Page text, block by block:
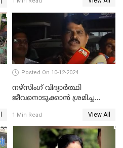
കൊലപാതകത്തില്‍
പോസ്റ്റ്‌മോർട്ടം റിപ്പോർട്ട്
Posted On 10-12-2024
നഴ്‌സിംഗ് വിദ്യാർത്ഥി
ജീവനൊടുക്കാന്‍ ശ്രമിച്ച
മാറ്റിയതായി മൻസൂർ
ആശുപത്രി എം.ഡി ഷംസുദ്ദീൻ
1 Min Read View All